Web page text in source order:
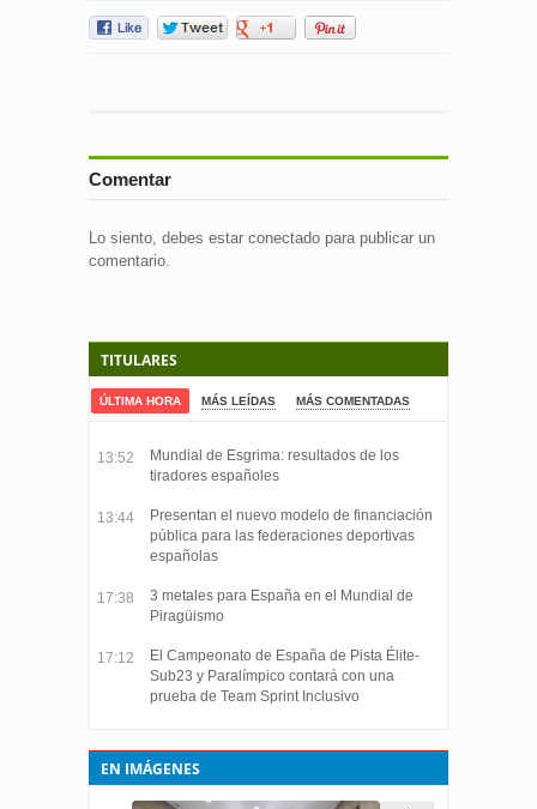
Comentar
Lo siento, debes estar conectado para publicar un
comentario.
TITULARES
ÚLTIMA HORA MÁS LEÍDAS MÁS COMENTADAS
13:52
Mundial de Esgrima: resultados de los
tiradores españoles
13:44
Presentan el nuevo modelo de financiación
pública para las federaciones deportivas
españolas
17:38
3 metales para España en el Mundial de
Piragüismo
17:12
El Campeonato de España de Pista Élite-
Sub23 y Paralímpico contará con una
prueba de Team Sprint Inclusivo
EN IMÁGENES